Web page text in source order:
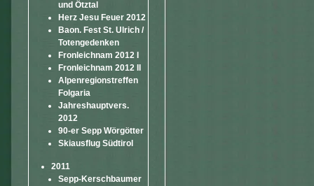
und Ötztal
Herz Jesu Feuer 2012
Baon. Fest St. Ulrich /
Totengedenken
Fronleichnam 2012 I
Fronleichnam 2012 II
Alpenregionstreffen
Folgaria
Jahreshauptvers.
2012
90-er Sepp Wörgötter
Skiausflug Südtirol
2011
Sepp-Kerschbaumer